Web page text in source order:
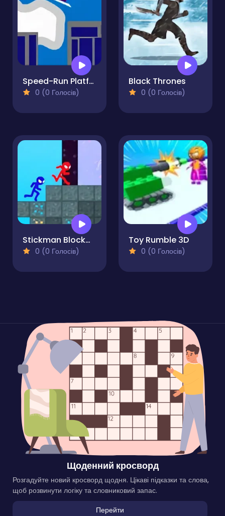
Speed-Run Platformer 2D!
0 (0 Голосів)
Black Thrones
0 (0 Голосів)
Stickman Blockworld Parkour 2
0 (0 Голосів)
Toy Rumble 3D
0 (0 Голосів)
Щоденний кросворд
Розгадуйте новий кросворд щодня. Цікаві підказки та слова,
щоб розвинути логіку та словниковий запас.
Перейти